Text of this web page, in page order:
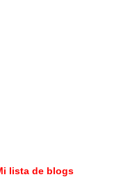
lista de blogs